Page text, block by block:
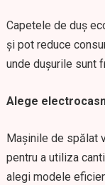
Capetele de duș
și pot reduce
unde dușurile sunt
Alege
Mașinile de spălat
pentru a utiliza
alegi modele